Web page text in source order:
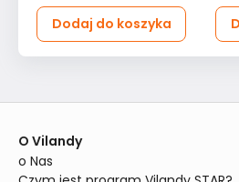
Dodaj do koszyka
O Vilandy
o Nas